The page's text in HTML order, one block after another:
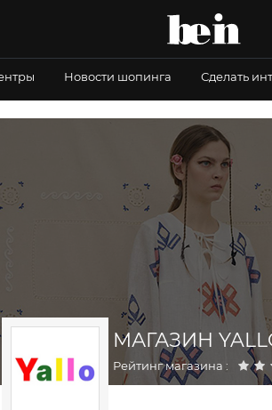
Новости шопинга Сделать
МАГАЗИН
Рейтинг магазина :